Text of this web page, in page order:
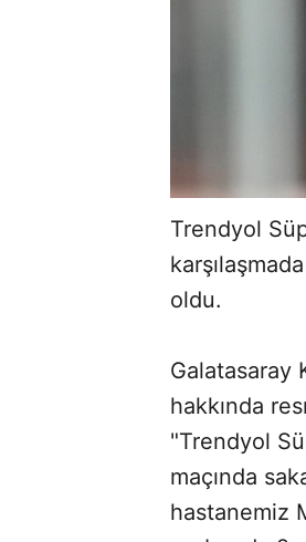
Trendyol
oldu.
Galatasaray
hakkında
"Trendyol
maçında
hastanemiz